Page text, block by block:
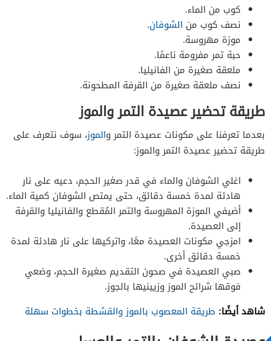
كوب من الماء.
نصف كوب من الشوفان.
موزة مهروسة.
حبة تمر مفرومة ناعمًا.
ملعقة صغيرة من الفانيليا.
نصف ملعقة صغيرة من القرفة المطحونة.
طريقة تحضير عصيدة التمر والموز
بعدما تعرفنا على مكونات عصيدة التمر والموز، سوف نتعرف على
طريقة تحضير عصيدة التمر والموز:
اغلي الشوفان والماء في قدر صغير الحجم، دعيه على نار
هادئة لمدة خمسة دقائق، حتى يمتص الشوفان كمية الماء.
أضيفي الموزة المهروسة والتمر المُقطع والفانيليا والقرفة
إلى العصيدة.
امزجي مكونات العصيدة معًا، واتركيها على نار هادئة لمدة
خمسة دقائق أخرى.
صبي العصيدة في صحون التقديم صغيرة الحجم، وضعي
فوقها شرائح الموز وزيينيها بالجوز.
شاهد أيضًا: طريقة المعصوب بالموز والقشطة بخطوات سهلة